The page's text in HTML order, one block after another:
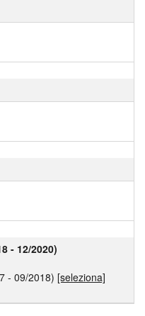
- 12/2020)
- 09/2018) [seleziona]